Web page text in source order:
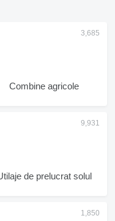
Combine agricole
de prelucrat solul